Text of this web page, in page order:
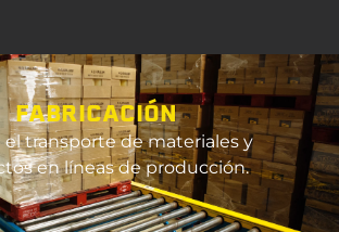
FABRICACIÓN
el transporte de materiales y
en líneas de producción.